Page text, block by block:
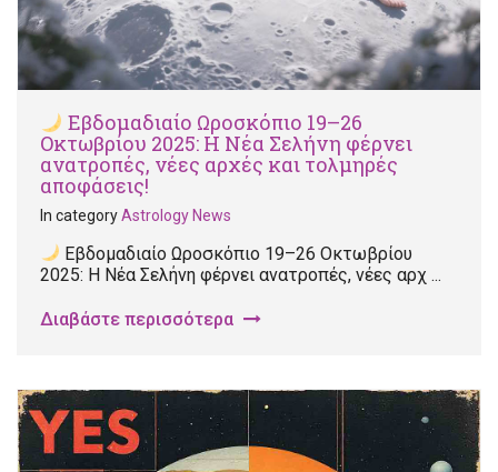
Εβδομαδιαίο Ωροσκόπιο 19–26
Οκτωβρίου 2025: Η Νέα Σελήνη φέρνει
ανατροπές, νέες αρχές και τολμηρές
αποφάσεις!
In categoryAstrology News
Εβδομαδιαίο Ωροσκόπιο 19–26 Οκτωβρίου
2025: Η Νέα Σελήνη φέρνει ανατροπές, νέες αρχ ...
Διαβάστε περισσότερα